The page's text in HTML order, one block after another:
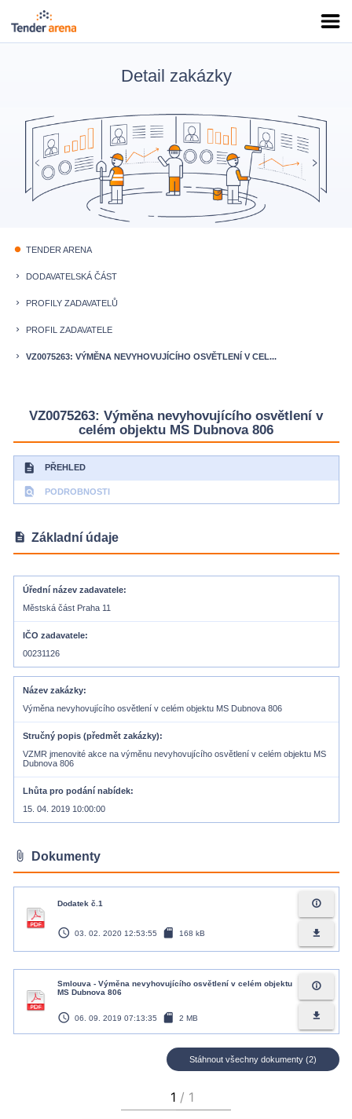
Detail zakázky
fiber_manual_record TENDER ARENA
keyboard_arrow_right DODAVATELSKÁ ČÁST
keyboard_arrow_right PROFILY ZADAVATELŮ
keyboard_arrow_right PROFIL ZADAVATELE
keyboard_arrow_right VZ0075263: VÝMĚNA NEVYHOVUJÍCÍHO OSVĚTLENÍ V CEL...
VZ0075263: Výměna nevyhovujícího osvětlení v
celém objektu MS Dubnova 806
description PŘEHLED
find_in_page PODROBNOSTI
description Základní údaje
Úřední název zadavatele
Městská část Praha 11
IČO zadavatele
00231126
Název zakázky
Výměna nevyhovujícího osvětlení v celém objektu MS Dubnova 806
Stručný popis (předmět zakázky)
VZMR jmenovité akce na výměnu nevyhovujícího osvětlení v celém objektu MS
Dubnova 806
Lhůta pro podání nabídek
15. 04. 2019 10:00:00
attach_file Dokumenty
Dodatek č.1
access_time 03. 02. 2020 12:53:55 sd_card 168 kB
info_outline
file_download
Smlouva - Výměna nevyhovujícího osvětlení v celém objektu
MS Dubnova 806
access_time 06. 09. 2019 07:13:35 sd_card 2 MB
info_outline
file_download
Stáhnout všechny dokumenty (2)